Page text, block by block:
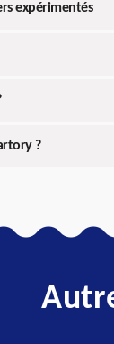
expérimentés
?